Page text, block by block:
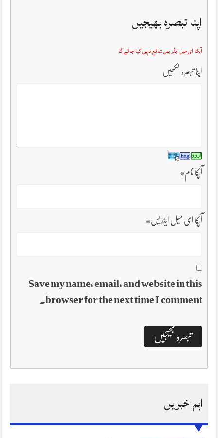
اپنا تبصرہ بھیجیں
آپکا ای میل ایڈریس شائع نہیں کیا جائے گا
اپنا تبصرہ لکھیں
آپکا نام*
آپکا ای میل ایڈریس*
Save my name, email, and website in this
browser for the next time I comment.
اہم خبریں